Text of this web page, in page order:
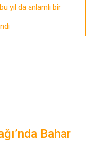
yıl da anlamlı bir
Bahar